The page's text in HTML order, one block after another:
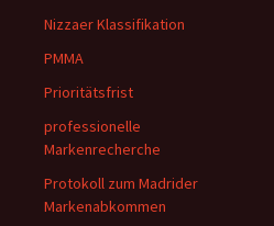
Nizzaer Klassifikation
PMMA
Prioritätsfrist
professionelle
Markenrecherche
Protokoll zum Madrider
Markenabkommen